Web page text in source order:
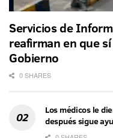
Servicios de
reafirman en que
Gobierno
0 SHARES
Los médicos le
después sigue